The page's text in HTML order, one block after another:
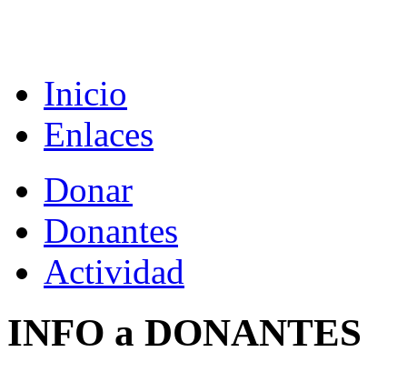
Inicio
Enlaces
Donar
Donantes
Actividad
INFO a DONANTES